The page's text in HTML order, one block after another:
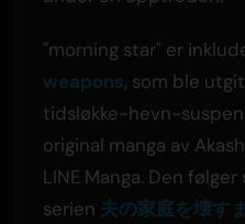
"morning star" er
weapons, som ble
tidsløkke-hevn-
original manga av
LINE Manga. Den
serien 夫の家庭を壊す